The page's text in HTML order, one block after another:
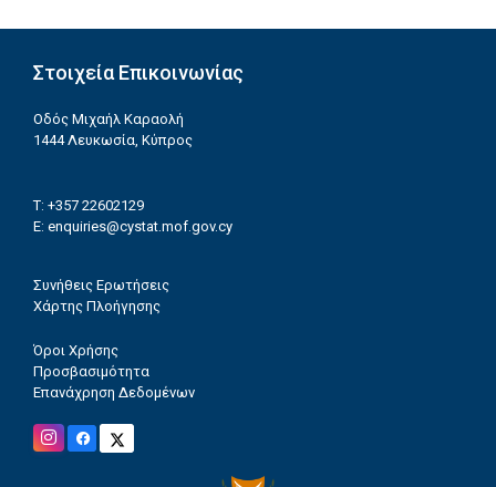
Στοιχεία Επικοινωνίας
Οδός Μιχαήλ Καραολή
1444 Λευκωσία, Κύπρος
T: +357 22602129
E: enquiries@cystat.mof.gov.cy
Συνήθεις Ερωτήσεις
Χάρτης Πλοήγησης
Όροι Χρήσης
Προσβασιμότητα
Επανάχρηση Δεδομένων